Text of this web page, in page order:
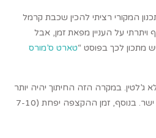
המקורי רציתי להכין שכבת קרמל
ויתרתי על העניין מפאת זמן, אבל
מתכון לכך בפוסט “טארט ס’מורס
ג’לטין. במקרה הזה החיתוך יהיה יותר
קרמי ונמתח והחתך לא יהיה ישר. בנוסף, זמן ההקצפה יפחת (7-10